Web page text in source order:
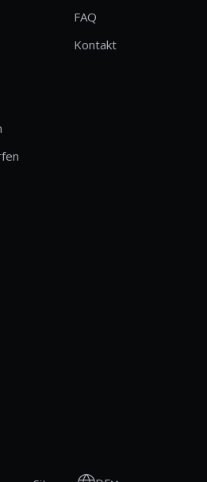
FAQ
Kontakt